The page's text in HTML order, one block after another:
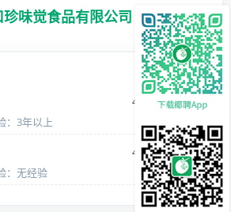
珍味觉食品有限公司
4000-4000 元/月
：3年以上
4000-4000 元/月
：无经验